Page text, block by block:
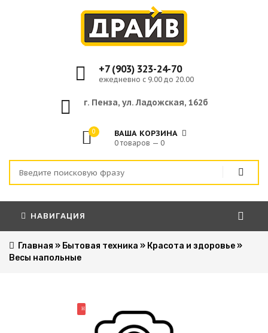
+7 (903) 323-24-70
ежедневно с 9.00 до 20.00
г. Пенза, ул. Ладожская, 162б
0 ВАША КОРЗИНА
0 товаров — 0
НАВИГАЦИЯ
Главная » Бытовая техника » Красота и здоровье »
Весы напольные
НОВИНКА